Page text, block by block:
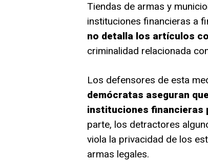
Tiendas de armas y
instituciones financieras a
no detalla los artículos
criminalidad relacionada
Los defensores de esta
demócratas aseguran
instituciones financieras
parte, los detractores
viola la privacidad de los
armas legales.